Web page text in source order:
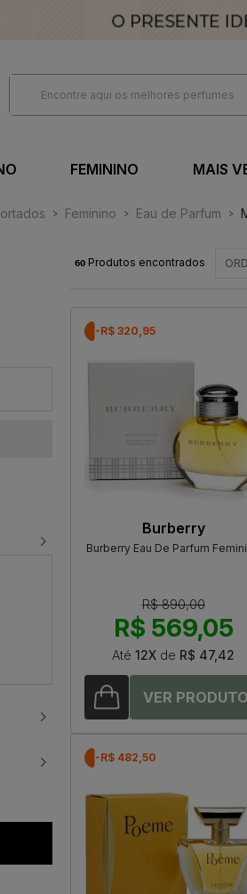
FEMININO MAIS
Feminino Eau de Parfum
60 Produtos encontrados
-R$ 320,95
Burberry
Burberry Eau De Parfum
R$ 890,00
R$ 569,05
Até 12X de R$ 47,42
-R$ 482,50